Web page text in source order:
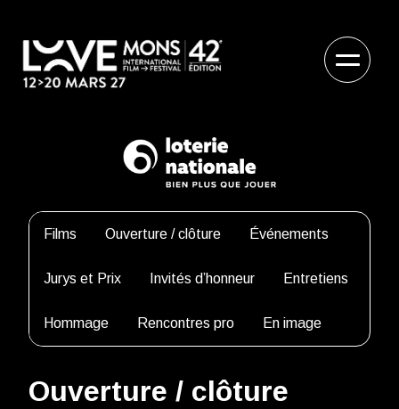
Films Ouverture / clôture Événements
Jurys et Prix Invités d’honneur Entretiens
Hommage Rencontres pro En image
Ouverture / clôture